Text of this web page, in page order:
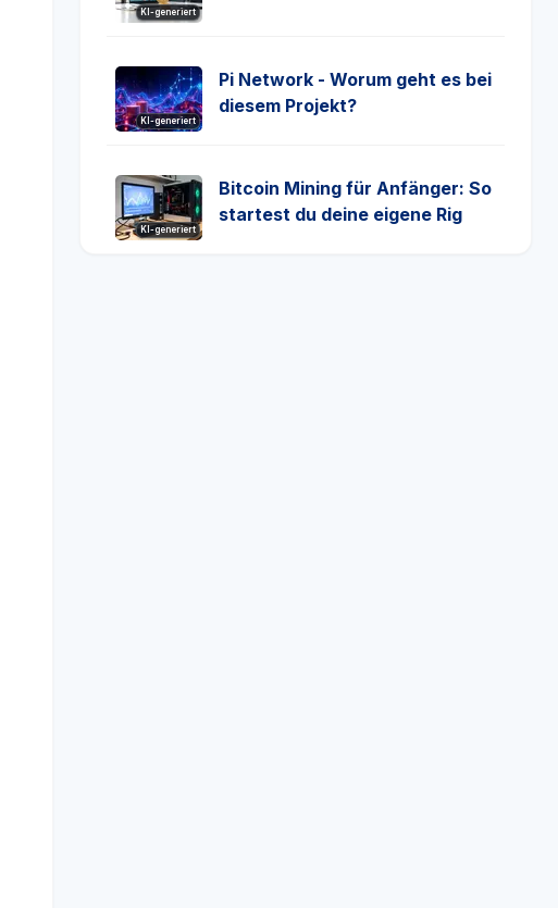
KI-generiert
KI-generiert
Pi Network - Worum geht es bei
diesem Projekt?
KI-generiert
Bitcoin Mining für Anfänger: So
startest du deine eigene Rig